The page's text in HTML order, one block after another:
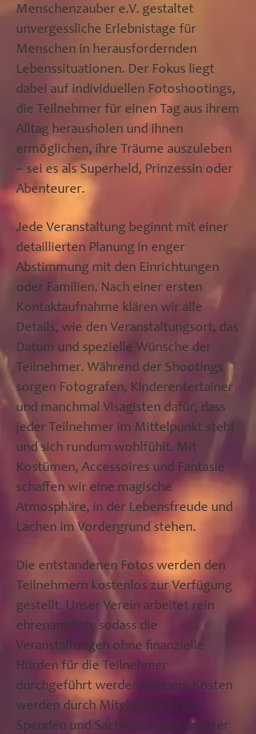
Menschenzauber e.V. gestaltet
unvergessliche Erlebnistage für
Menschen in herausfordernden
Lebenssituationen. Der Fokus liegt
dabei auf individuellen Fotoshootings,
die Teilnehmer für einen Tag aus ihrem
Alltag herausholen und ihnen
ermöglichen, ihre Träume auszuleben
– sei es als Superheld, Prinzessin oder
Abenteurer.
Jede Veranstaltung beginnt mit einer
detaillierten Planung in enger
Abstimmung mit den Einrichtungen
oder Familien. Nach einer ersten
Kontaktaufnahme klären wir alle
Details, wie den Veranstaltungsort, das
Datum und spezielle Wünsche der
Teilnehmer. Während der Shootings
sorgen Fotografen, Kinderentertainer
und manchmal Visagisten dafür, dass
jeder Teilnehmer im Mittelpunkt steht
und sich rundum wohlfühlt. Mit
Kostümen, Accessoires und Fantasie
schaffen wir eine magische
Atmosphäre, in der Lebensfreude und
Lachen im Vordergrund stehen.
Die entstandenen Fotos werden den
Teilnehmern kostenlos zur Verfügung
gestellt. Unser Verein arbeitet rein
ehrenamtlich, sodass die
Veranstaltungen ohne finanzielle
Hürden für die Teilnehmer
durchgeführt werden können. Kosten
werden durch Mitgliedsbeiträge,
Spenden und Sachleistungen unserer